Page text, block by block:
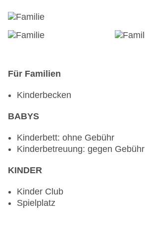
Für Familien
Kinderbecken
BABYS
Kinderbett: ohne Gebühr
Kinderbetreuung: gegen Gebühr
KINDER
Kinder Club
Spielplatz